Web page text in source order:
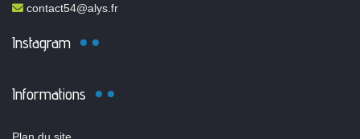
contact54@alys.fr
Instagram
Informations
Plan du site